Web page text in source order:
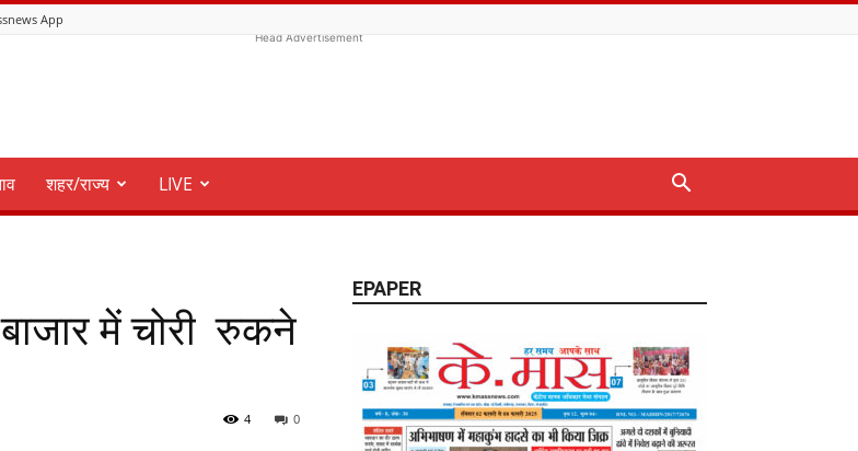
App
Head Advertisement
शहर/राज्य LIVE
बाजार में चोरी रुकने
0
4
EPAPER